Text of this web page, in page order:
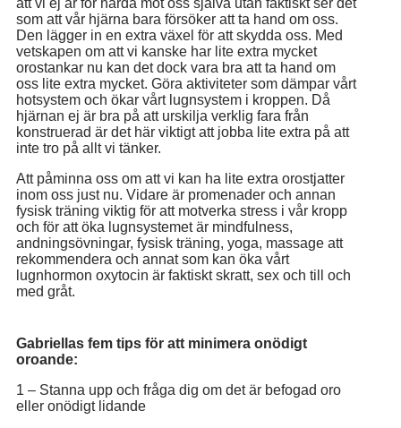
att vi ej är för hårda mot oss själva utan faktiskt ser det
som att vår hjärna bara försöker att ta hand om oss.
Den lägger in en extra växel för att skydda oss. Med
vetskapen om att vi kanske har lite extra mycket
orostankar nu kan det dock vara bra att ta hand om
oss lite extra mycket. Göra aktiviteter som dämpar vårt
hotsystem och ökar vårt lugnsystem i kroppen. Då
hjärnan ej är bra på att urskilja verklig fara från
konstruerad är det här viktigt att jobba lite extra på att
inte tro på allt vi tänker.
Att påminna oss om att vi kan ha lite extra orostjatter
inom oss just nu. Vidare är promenader och annan
fysisk träning viktig för att motverka stress i vår kropp
och för att öka lugnsystemet är mindfulness,
andningsövningar, fysisk träning, yoga, massage att
rekommendera och annat som kan öka vårt
lugnhormon oxytocin är faktiskt skratt, sex och till och
med gråt.
Gabriellas fem tips för att minimera onödigt
oroande:
1 – Stanna upp och fråga dig om det är befogad oro
eller onödigt lidande